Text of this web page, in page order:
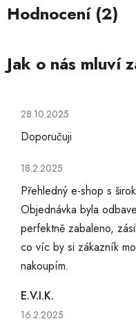
Hodnocení (2)
Hodnocení obchodu je
28.10.2025
Doporučuji
Hodnocení obchodu je
18.2.2025
Přehledný e-shop s
Objednávka byla
perfektně zabaleno,
co víc by si zákazník
nakoupím.
E.V.I.K.
Hodnocení obchodu je
16.2.2025